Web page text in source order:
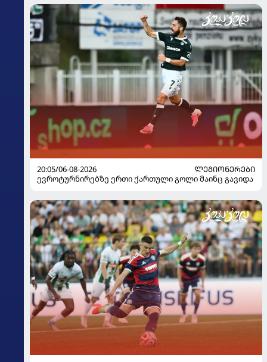
20:05/06-08-2026
ᲚᲔᲒᲘᲝᲜᲔᲠᲔᲑᲘ
ევროტურნირებზე ერთი ქართული გოლი მაინც გავიდა